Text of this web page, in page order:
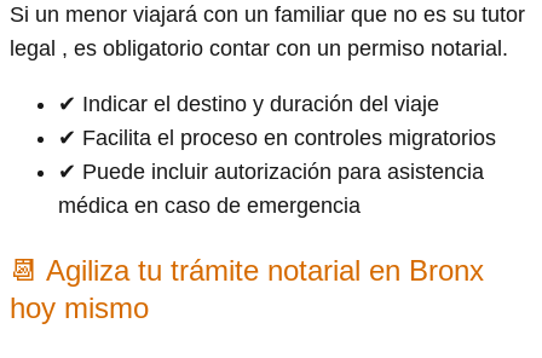
Si un menor viajará con un familiar que no es su tutor
legal , es obligatorio contar con un permiso notarial.
✔ Indicar el destino y duración del viaje
✔ Facilita el proceso en controles migratorios
✔ Puede incluir autorización para asistencia
médica en caso de emergencia
📆 Agiliza tu trámite notarial en Bronx
hoy mismo